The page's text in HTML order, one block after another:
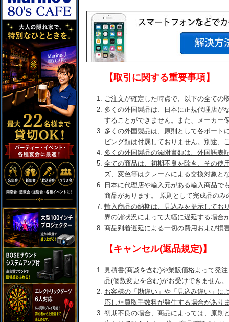
【取引に関する重要事項】
ご注文が確定した時点で、以下の全ての
多くの外国製品は、日本に正規代理店が
することができません。また、メーカー
多くの外国製品は、原則として各ボート
ピング類は付属しておりません。別途、
多くの外国製品の添附書類は、外国語表
全ての商品は、初期不良を除き、その使
ズ、変色等はクレームによる交換対象と
日本に代理店や輸入元がある輸入商品で
商品があります。 原則として完成品のみ
輸入商品の納期は、見込みを提示してお
界の諸状況によって大幅に遅延する場合
商品到着遅延による一切の費用および損
【キャンセル(返品規定)】
見積書(商談を含む)や業販価格よって発
品(個数変更を含む)がお受けできません。
お客様の「勘違い」や「見込み違い」に
応した買取手数料が発生する場合があり
初期不良の場合、商品によっては、原則